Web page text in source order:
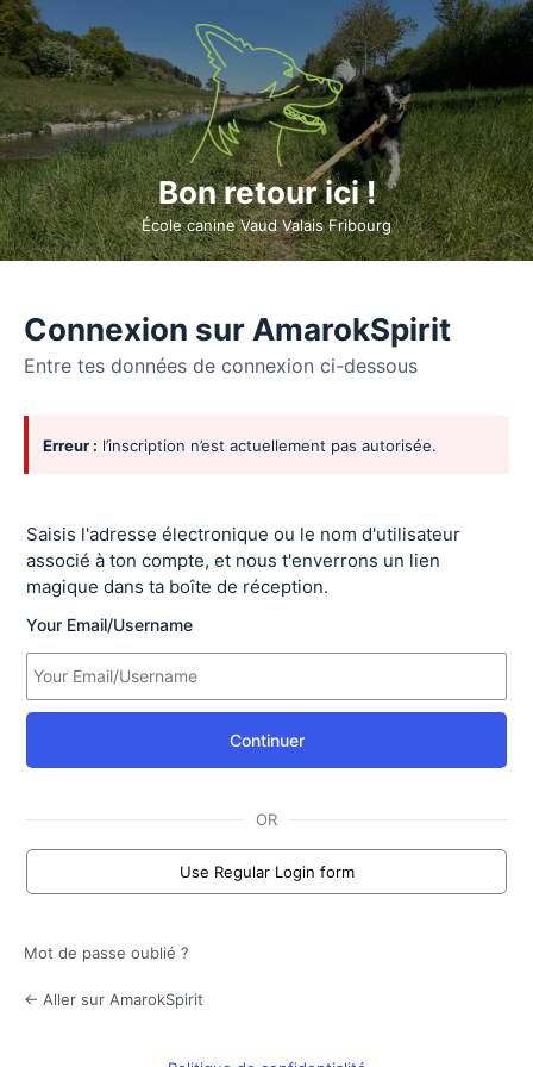
Connexion sur AmarokSpirit
Entre tes données de connexion ci-dessous
Se
connecter
Erreur : l’inscription n’est actuellement pas autorisée.
Saisis l'adresse électronique ou le nom d'utilisateur
associé à ton compte, et nous t'enverrons un lien
magique dans ta boîte de réception.
Your Email/Username
Continuer
OR
Use Regular Login form
Mot de passe oublié ?
← Aller sur AmarokSpirit
Bon retour ici !
École canine Vaud Valais Fribourg